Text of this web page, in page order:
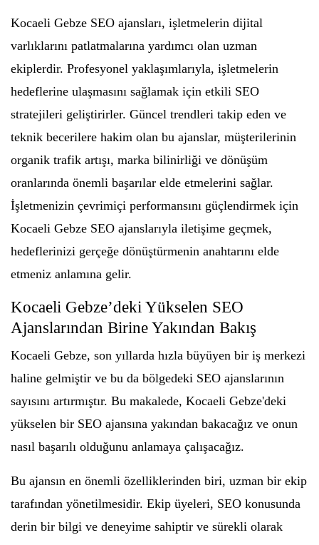
Kocaeli Gebze SEO ajansları, işletmelerin dijital
varlıklarını patlatmalarına yardımcı olan uzman
ekiplerdir. Profesyonel yaklaşımlarıyla, işletmelerin
hedeflerine ulaşmasını sağlamak için etkili SEO
stratejileri geliştirirler. Güncel trendleri takip eden ve
teknik becerilere hakim olan bu ajanslar, müşterilerinin
organik trafik artışı, marka bilinirliği ve dönüşüm
oranlarında önemli başarılar elde etmelerini sağlar.
İşletmenizin çevrimiçi performansını güçlendirmek için
Kocaeli Gebze SEO ajanslarıyla iletişime geçmek,
hedeflerinizi gerçeğe dönüştürmenin anahtarını elde
etmeniz anlamına gelir.
Kocaeli Gebze’deki Yükselen SEO
Ajanslarından Birine Yakından Bakış
Kocaeli Gebze, son yıllarda hızla büyüyen bir iş merkezi
haline gelmiştir ve bu da bölgedeki SEO ajanslarının
sayısını artırmıştır. Bu makalede, Kocaeli Gebze'deki
yükselen bir SEO ajansına yakından bakacağız ve onun
nasıl başarılı olduğunu anlamaya çalışacağız.
Bu ajansın en önemli özelliklerinden biri, uzman bir ekip
tarafından yönetilmesidir. Ekip üyeleri, SEO konusunda
derin bir bilgi ve deneyime sahiptir ve sürekli olarak